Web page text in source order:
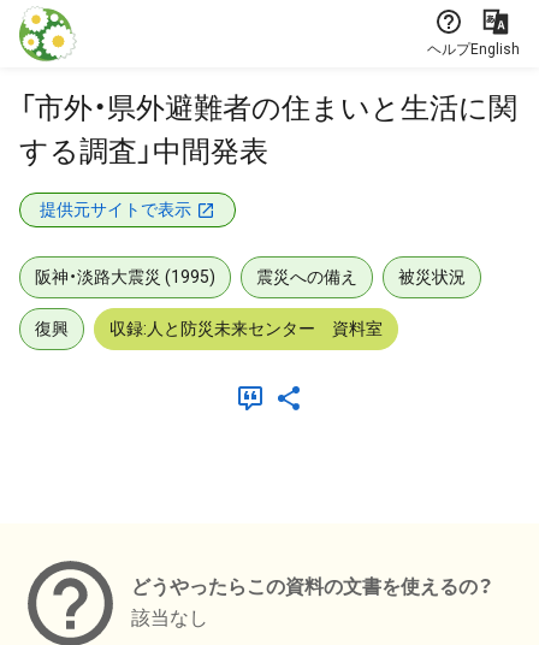
本文に飛ぶ
ヘルプEnglish
「市外・県外避難者の住まいと生活に関
する調査」中間発表
提供元サイトで表示
阪神・淡路大震災 (1995) 震災への備え 被災状況
復興 収録:人と防災未来センター 資料室
どうやったらこの資料の文書を使えるの？
該当なし